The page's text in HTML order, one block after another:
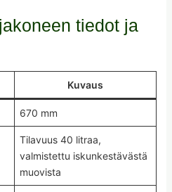
tiedot ja
Kuvaus
670 mm
Tilavuus 40 litraa,
valmistettu iskunkestävästä
muovista